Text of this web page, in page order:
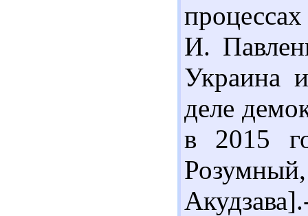
И.
Украина
деле
в 2015